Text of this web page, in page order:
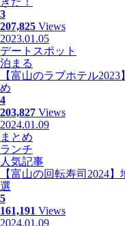
3
207,825 Views
2023.01.05
デートスポット
泊まる
【富山のラブホテル
め
4
203,827 Views
2024.01.09
まとめ
ランチ
人気記事
【富山の回転寿司2024
選
5
161,191 Views
2024.01.09